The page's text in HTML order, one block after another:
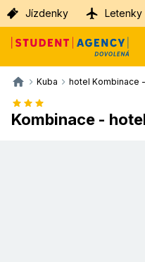
Jízdenky Letenky
Kuba hotel Kombinace
Kombinace -